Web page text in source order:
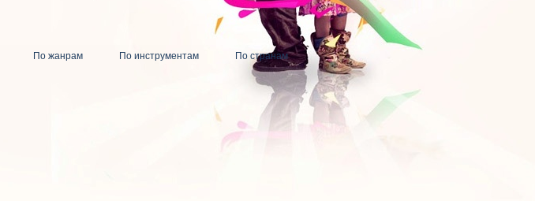
По жанрам По инструментам
По странам